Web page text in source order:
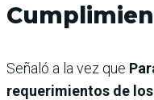
Señaló a la vez que
requerimientos de los